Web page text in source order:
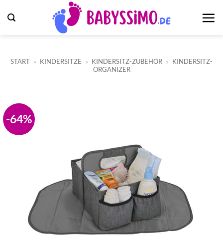
Inhalt
START » KINDERSITZE » KINDERSITZ-ZUBEHÖR » KINDERSITZ-
ORGANIZER
-64%